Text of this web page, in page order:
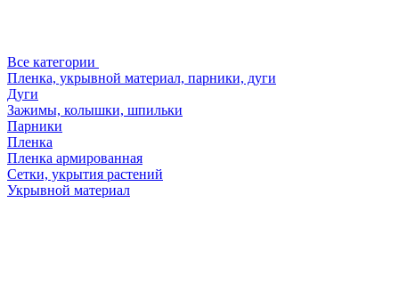
Все категории
Пленка, укрывной материал, парники, дуги
Дуги
Зажимы, колышки, шпильки
Парники
Пленка
Пленка армированная
Сетки, укрытия растений
Укрывной материал